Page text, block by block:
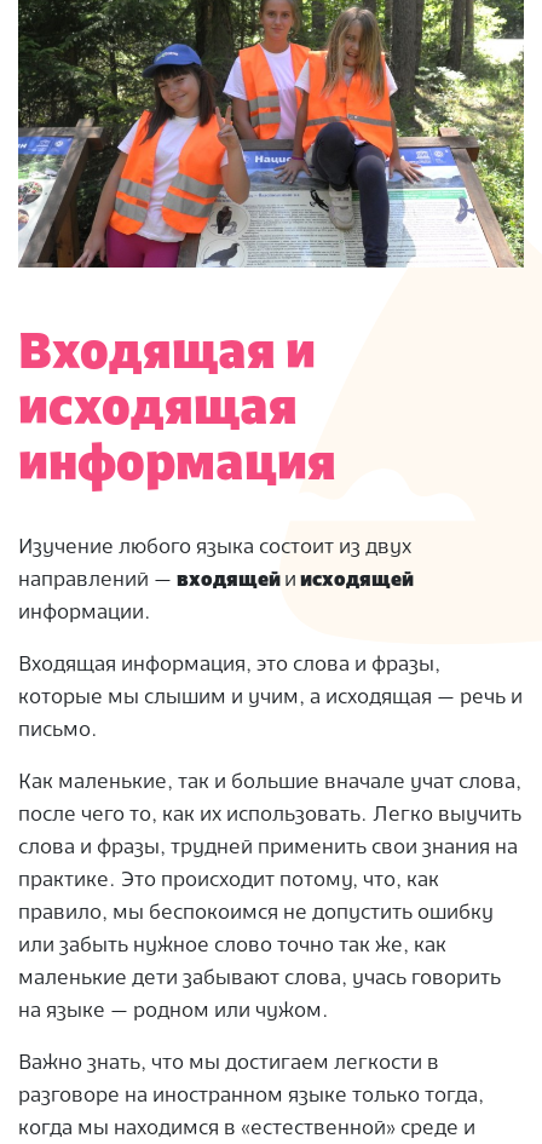
Входящая и
исходящая
информация
Изучение любого языка состоит из двух
направлений — входящей и исходящей
информации.
Входящая информация, это слова и фразы,
которые мы слышим и учим, а исходящая — речь и
письмо.
Как маленькие, так и большие вначале учат слова,
после чего то, как их использовать. Легко выучить
слова и фразы, трудней применить свои знания на
практике. Это происходит потому, что, как
правило, мы беспокоимся не допустить ошибку
или забыть нужное слово точно так же, как
маленькие дети забывают слова, учась говорить
на языке — родном или чужом.
Важно знать, что мы достигаем легкости в
разговоре на иностранном языке только тогда,
когда мы находимся в «естественной» среде и